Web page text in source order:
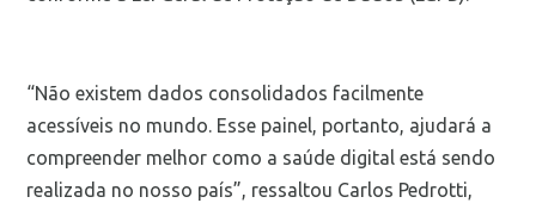
“Não existem dados consolidados facilmente
acessíveis no mundo. Esse painel, portanto, ajudará a
compreender melhor como a saúde digital está sendo
realizada no nosso país”, ressaltou Carlos Pedrotti,